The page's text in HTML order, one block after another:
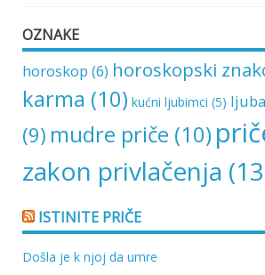
OZNAKE
horoskop (6) horoskopski
karma (10) kućni ljubimci (5)
(9) mudre priče (10)
zakon privlačenja
ISTINITE PRIČE
Došla je k njoj da umre